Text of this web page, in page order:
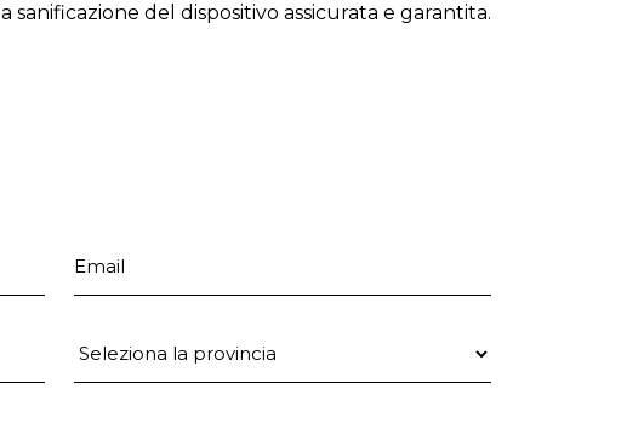
la sanificazione del dispositivo assicurata e garantita.